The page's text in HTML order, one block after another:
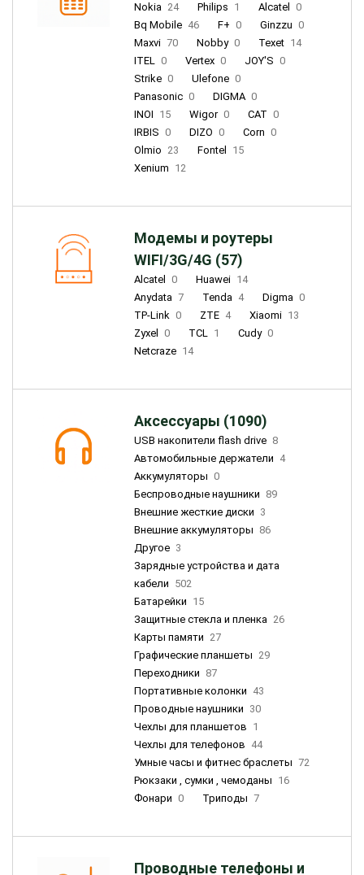
Nokia 24 Philips 1 Alcatel
0
Bq Mobile 46 F+ 0 Ginzzu 0
Maxvi 70 Nobby 0 Texet 14
ITEL 0 Vertex 0 JOY'S 0
Strike 0 Ulefone 0
Panasonic 0 DIGMA 0
INOI 15 Wigor 0 CAT 0
IRBIS 0 DIZO 0 Corn 0
Olmio 23 Fontel
15
Xenium 12
Модемы и роутеры
WIFI/3G/4G (57)
Alcatel 0 Huawei 14
Anydata 7 Tenda 4 Digma 0
TP-Link 0 ZTE 4 Xiaomi 13
Zyxel
0 TCL 1 Cudy 0
Netcraze 14
Аксессуары (1090)
USB накопители flash drive 8
Автомобильные держатели 4
Аккумуляторы 0
Беспроводные наушники 89
Внешние жесткие диски 3
Внешние аккумуляторы 86
Другое 3
Зарядные устройства и дата
кабели 502
Батарейки 15
Защитные стекла и пленка 26
Карты памяти 27
Графические планшеты 29
Переходники 87
Портативные колонки 43
Проводные наушники 30
Чехлы для планшетов 1
Чехлы для телефонов 44
Умные часы и фитнес браслеты 72
Рюкзаки , сумки , чемоданы 16
Фонари 0 Триподы 7
Проводные телефоны и